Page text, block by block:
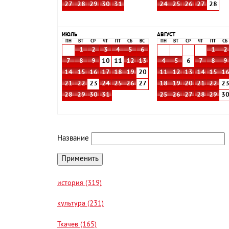
27
28 29 30 31
24
25 26 27 28
ИЮЛЬ
ПН ВТ СР ЧТ СБ ВС
1 2 3 4 5
6
7
8 9 10 11 12
13
14
15 16 17 18 19
20
21
22 23 24 25 26
27
28
29 30 31
АВГУСТ
ПН ВТ СР ЧТ СБ
1 2
4
5 6 7 8 9
11
12 13 14 15 16
18
19 20 21 22 23
25
26 27 28 29 30
Название
история (319)
культура (231)
Ткачев (165)